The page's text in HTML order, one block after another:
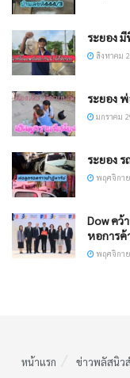
ระยอง
สิงหาคม
ระยอง
มกราคม
ระยอง
พฤศจิกา
Dow คว้
หอการค้
พฤศจิกา
หน้าแรก ข่าวพลัสนิว